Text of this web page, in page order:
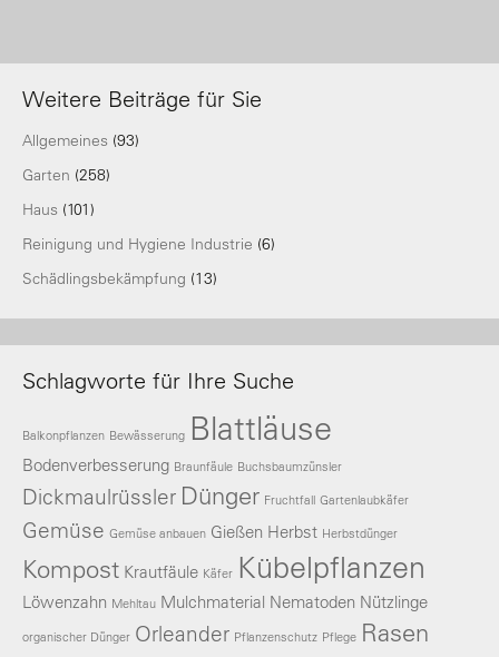
Weitere Beiträge für Sie
Allgemeines (93)
Garten (258)
Haus (101)
Reinigung und Hygiene Industrie (6)
Schädlingsbekämpfung (13)
Schlagworte für Ihre Suche
Balkonpflanzen Bewässerung Blattläuse
Bodenverbesserung Braunfäule Buchsbaumzünsler
Dickmaulrüssler Dünger Fruchtfall Gartenlaubkäfer
Gemüse Gemüse anbauen Gießen Herbst Herbstdünger
Kompost Krautfäule Käfer Kübelpflanzen
Löwenzahn Mehltau Mulchmaterial Nematoden Nützlinge
organischer Dünger Orleander Pflanzenschutz Pflege Rasen